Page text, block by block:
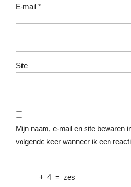
E-mail *
Site
Mijn naam, e-mail en site bewaren
volgende keer wanneer ik een
+ 4 = zes